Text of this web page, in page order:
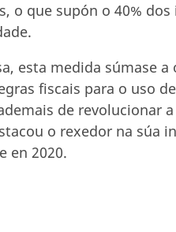
o que supón o 40%
esta medida súmase
fiscais para o uso
de revolucionar
o rexedor na súa
en 2020.